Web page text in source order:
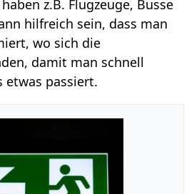
z.B. Flugzeuge, Busse
hilfreich sein, dass man
wo sich die
damit man schnell
etwas passiert.